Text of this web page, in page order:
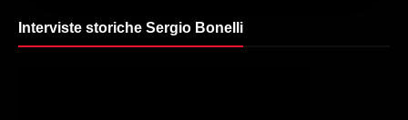
Interviste storiche Sergio Bonelli